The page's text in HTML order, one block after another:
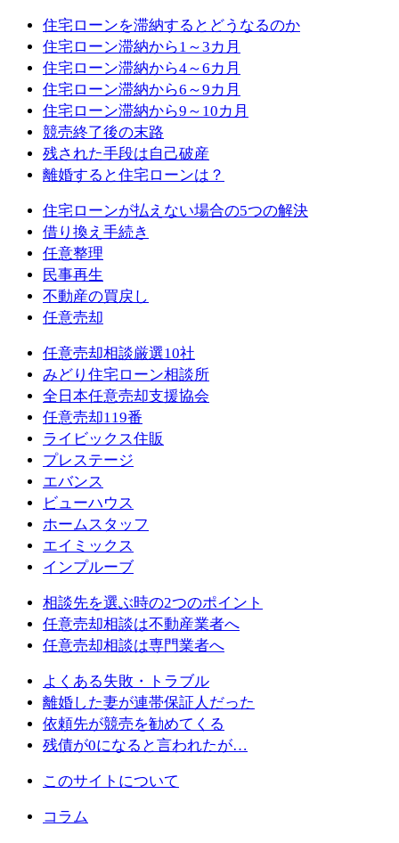
住宅ローンを滞納するとどうなるのか
住宅ローン滞納から1～3カ月
住宅ローン滞納から4～6カ月
住宅ローン滞納から6～9カ月
住宅ローン滞納から9～10カ月
競売終了後の末路
残された手段は自己破産
離婚すると住宅ローンは？
住宅ローンが払えない場合の5つの解決
借り換え手続き
任意整理
民事再生
不動産の買戻し
任意売却
任意売却相談厳選10社
みどり住宅ローン相談所
全日本任意売却支援協会
任意売却119番
ライビックス住販
プレステージ
エバンス
ビューハウス
ホームスタッフ
エイミックス
インプルーブ
相談先を選ぶ時の2つのポイント
任意売却相談は不動産業者へ
任意売却相談は専門業者へ
よくある失敗・トラブル
離婚した妻が連帯保証人だった
依頼先が競売を勧めてくる
残債が0になると言われたが…
このサイトについて
コラム